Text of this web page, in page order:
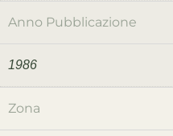
Anno Pubblicazione
1986
Zona